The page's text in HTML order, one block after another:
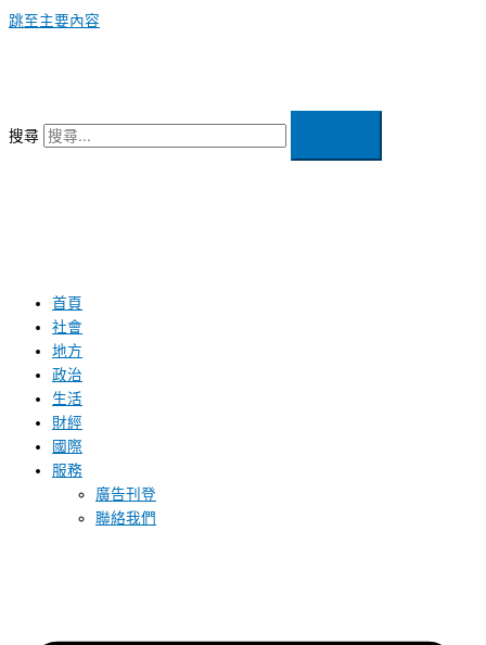
跳至主要內容
搜尋
首頁
社會
地方
政治
生活
財經
國際
服務
廣告刊登
聯絡我們